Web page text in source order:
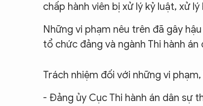
chấp hành viên bị xử lý kỷ luật, xử lý
Những vi phạm nêu trên đã gây
tổ chức đảng và ngành Thi hành
Trách nhiệm đối với những vi
- Đảng ủy Cục Thi hành án dân sự